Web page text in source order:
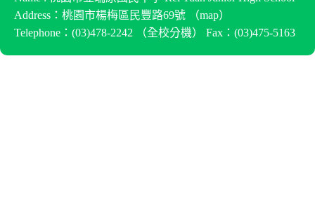
Address：桃園市楊梅區民豐路69號 （map）
Telephone：(03)478-2242 （全校分機） Fax：(03)475-5163